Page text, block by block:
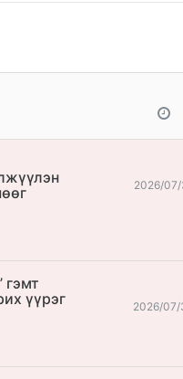
2026/07/
гэмт
үүрэг
2026/07/